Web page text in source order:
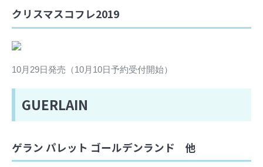
クリスマスコフレ2019
10月29日発売（10月10日予約受付開始）
GUERLAIN
ゲラン パレット ゴールデンランド 他